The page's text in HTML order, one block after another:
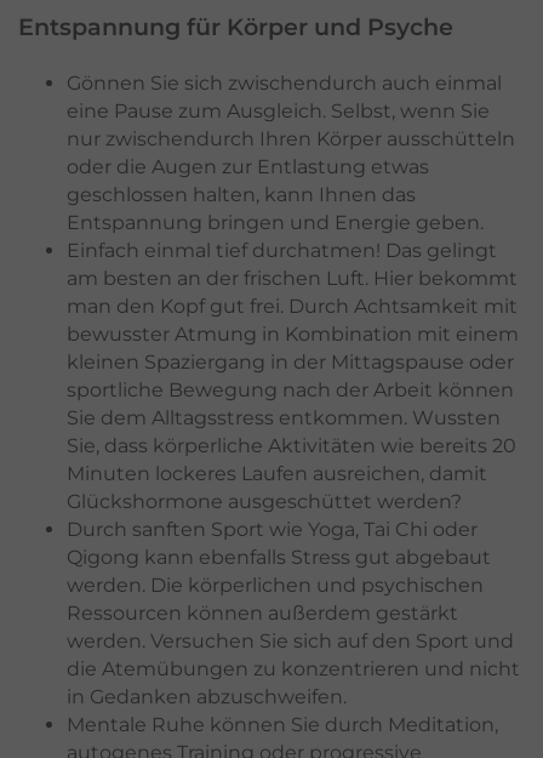
Entspannung für Körper und Psyche
Gönnen Sie sich zwischendurch auch einmal
eine Pause zum Ausgleich. Selbst, wenn Sie
nur zwischendurch Ihren Körper ausschütteln
oder die Augen zur Entlastung etwas
geschlossen halten, kann Ihnen das
Entspannung bringen und Energie geben.
Einfach einmal tief durchatmen! Das gelingt
am besten an der frischen Luft. Hier bekommt
man den Kopf gut frei. Durch Achtsamkeit mit
bewusster Atmung in Kombination mit einem
kleinen Spaziergang in der Mittagspause oder
sportliche Bewegung nach der Arbeit können
Sie dem Alltagsstress entkommen. Wussten
Sie, dass körperliche Aktivitäten wie bereits 20
Minuten lockeres Laufen ausreichen, damit
Glückshormone ausgeschüttet werden?
Durch sanften Sport wie Yoga, Tai Chi oder
Qigong kann ebenfalls Stress gut abgebaut
werden. Die körperlichen und psychischen
Ressourcen können außerdem gestärkt
werden. Versuchen Sie sich auf den Sport und
die Atemübungen zu konzentrieren und nicht
in Gedanken abzuschweifen.
Mentale Ruhe können Sie durch Meditation,
autogenes Training oder progressive